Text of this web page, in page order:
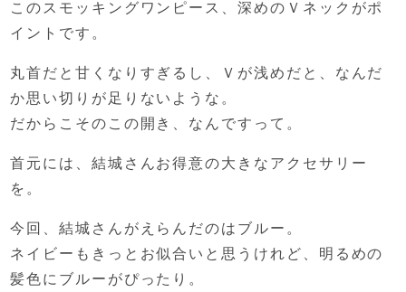
このスモッキングワンピース、深めのＶネックがポ
イントです。
丸首だと甘くなりすぎるし、
Ｖが浅めだと、なんだ
か思い切りが足りないような。
だからこそのこの開き、なんですって。
首元には、 結城さんお得意の大きなアクセサリー
を。
今回、結城さんがえらんだのはブルー。
ネイビーもきっとお似合いと思うけれど、 明るめの
髪色にブルーがぴったり。